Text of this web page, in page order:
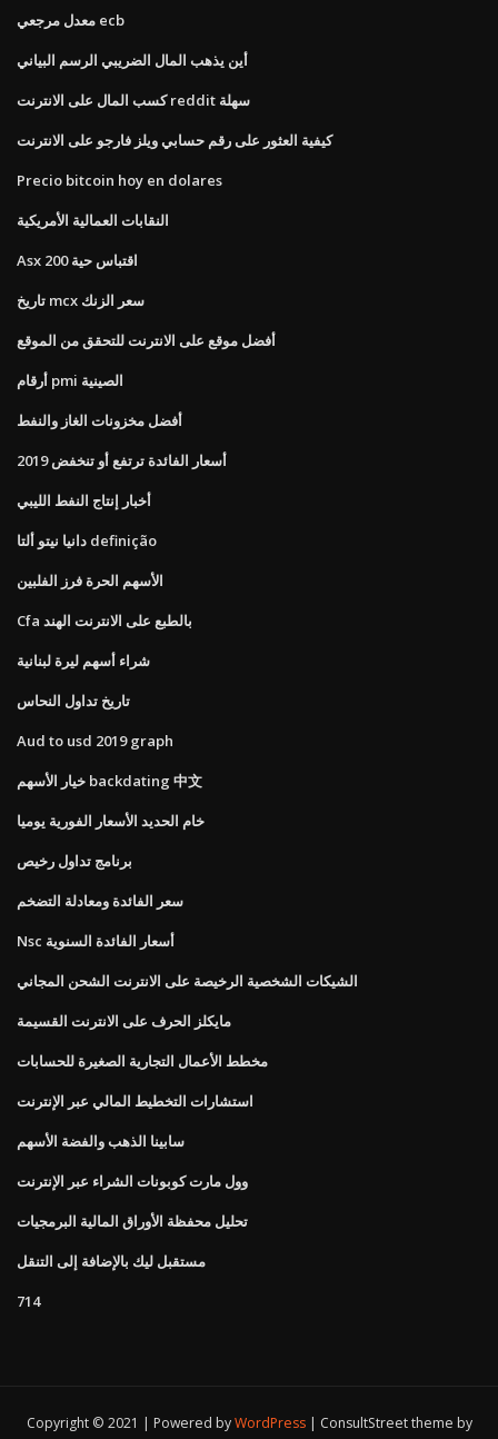
معدل مرجعي ecb
أين يذهب المال الضريبي الرسم البياني
كسب المال على الانترنت reddit سهلة
كيفية العثور على رقم حسابي ويلز فارجو على الانترنت
Precio bitcoin hoy en dolares
النقابات العمالية الأمريكية
Asx 200 اقتباس حية
تاريخ mcx سعر الزنك
أفضل موقع على الانترنت للتحقق من الموقع
أرقام pmi الصينية
أفضل مخزونات الغاز والنفط
أسعار الفائدة ترتفع أو تنخفض 2019
أخبار إنتاج النفط الليبي
دانيا نيتو ألتا definição
الأسهم الحرة فرز الفلبين
Cfa بالطبع على الانترنت الهند
شراء أسهم ليرة لبنانية
تاريخ تداول النحاس
Aud to usd 2019 graph
خيار الأسهم backdating 中文
خام الحديد الأسعار الفورية يوميا
برنامج تداول رخيص
سعر الفائدة ومعادلة التضخم
Nsc أسعار الفائدة السنوية
الشيكات الشخصية الرخيصة على الانترنت الشحن المجاني
مايكلز الحرف على الانترنت القسيمة
مخطط الأعمال التجارية الصغيرة للحسابات
استشارات التخطيط المالي عبر الإنترنت
سابينا الذهب والفضة الأسهم
وول مارت كوبونات الشراء عبر الإنترنت
تحليل محفظة الأوراق المالية البرمجيات
مستقبل ليك بالإضافة إلى التنقل
714
Copyright © 2021 | Powered byWordPress
ConsultStreet theme by